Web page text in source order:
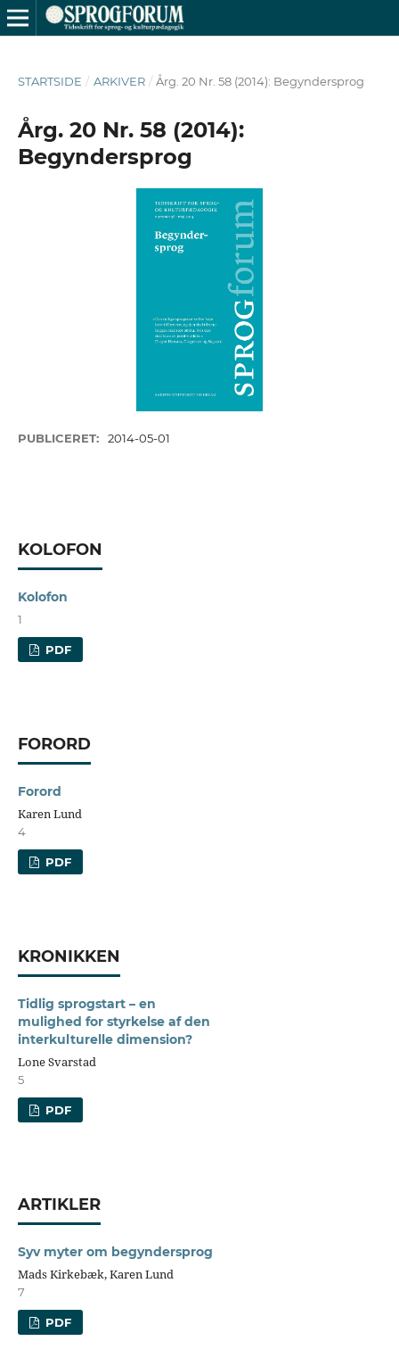
STARTSIDE / ARKIVER / Årg. 20 Nr. 58 (2014): Begyndersprog
Årg. 20 Nr. 58 (2014):
Begyndersprog
PUBLICERET: 2014-05-01
KOLOFON
Kolofon
1
PDF
FORORD
Forord
Karen Lund
4
PDF
KRONIKKEN
Tidlig sprogstart – en
mulighed for styrkelse af den
interkulturelle dimension?
Lone Svarstad
5
PDF
ARTIKLER
Syv myter om begyndersprog
Mads Kirkebæk, Karen Lund
7
PDF